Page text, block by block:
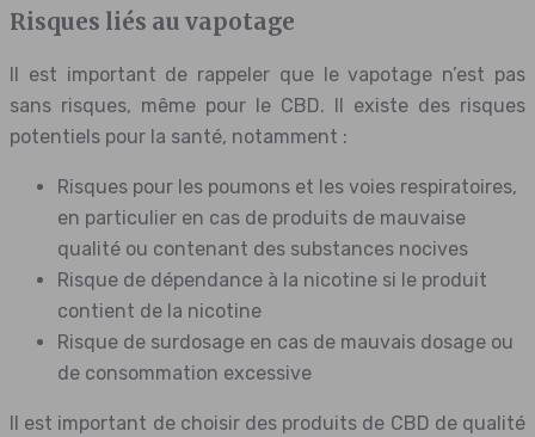
Risques liés au vapotage
Il est important de rappeler que le vapotage n’est pas
sans risques, même pour le CBD. Il existe des risques
potentiels pour la santé, notamment :
Risques pour les poumons et les voies respiratoires,
en particulier en cas de produits de mauvaise
qualité ou contenant des substances nocives
Risque de dépendance à la nicotine si le produit
contient de la nicotine
Risque de surdosage en cas de mauvais dosage ou
de consommation excessive
Il est important de choisir des produits de CBD de qualité